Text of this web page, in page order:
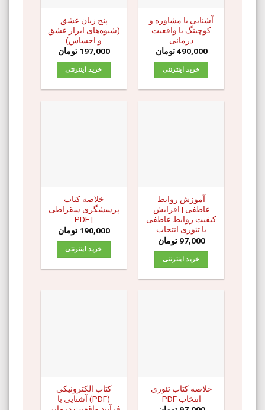
آشنایی با مشاوره و
کوچینگ با واقعیت
درمانی
490,000 تومان
خرید اینترنتی
پنج زبان عشق
(شیوه‌های ابراز عشق
و احساس)
197,000 تومان
خرید اینترنتی
آموزش روابط
عاطفی | افزایش
کیفیت روابط عاطفی
با تئوری انتخاب
97,000 تومان
خرید اینترنتی
خلاصه کتاب
پرسشگری سقراطی
| PDF
190,000 تومان
خرید اینترنتی
خلاصه کتاب تئوری
انتخاب PDF
کتاب الکترونیکی
(PDF) آشنایی با